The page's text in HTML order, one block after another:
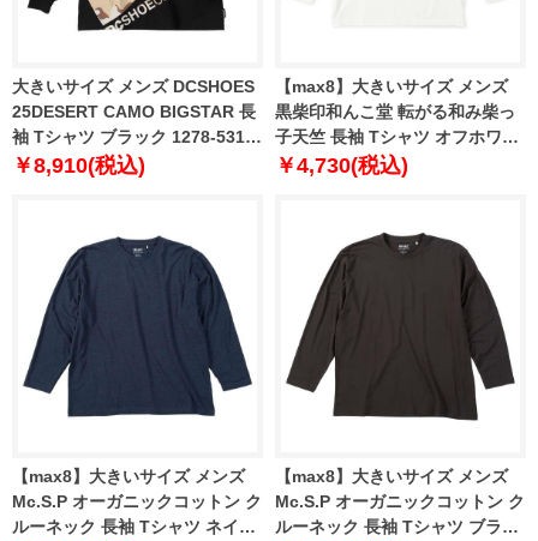
大きいサイズ メンズ DCSHOES
25DESERT CAMO BIGSTAR 長
袖 Tシャツ ブラック 1278-5315-
2 3L 4L 5L 6L
￥8,910(税込)
【max8】大きいサイズ メンズ
黒柴印和んこ堂 転がる和み柴っ
子天竺 長袖 Tシャツ オフホワイ
ト 1258-5320-1 3L 4L 5L 6L 8L
￥4,730(税込)
【max8】大きいサイズ メンズ
Mc.S.P オーガニックコットン ク
ルーネック 長袖 Tシャツ ネイビ
【max8】大きいサイズ メンズ
Mc.S.P オーガニックコットン ク
ルーネック 長袖 Tシャツ ブラウ